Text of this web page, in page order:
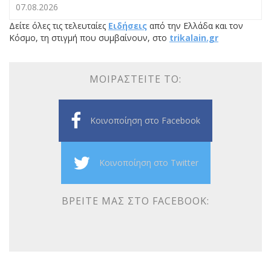
07.08.2026
Δείτε όλες τις τελευταίες Ειδήσεις από την Ελλάδα και τον
Κόσμο, τη στιγμή που συμβαίνουν, στο trikalain.gr
ΜΟΙΡΑΣΤΕΊΤΕ ΤΟ:
Κοινοποίηση στο Facebook
Κοινοποίηση στο Twitter
ΒΡΕΊΤΕ ΜΑΣ ΣΤΟ FACEBOOK: